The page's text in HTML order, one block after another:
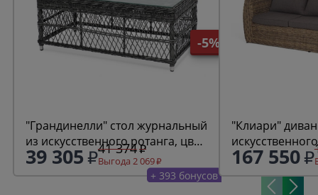
-5%
"Грандинелли" стол журнальный
из искусственного ротанга, цвет
графит
39 305 41 374
Выгода 2 069
+ 393 бонусов
"Клиари"
(гиацинт)
167 550